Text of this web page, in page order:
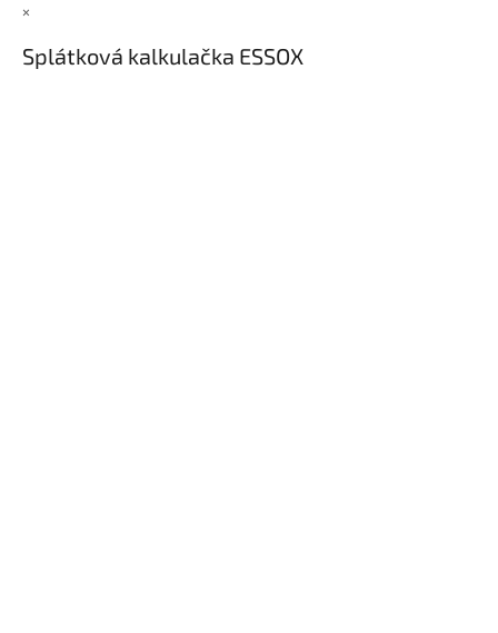
×
Splátková kalkulačka ESSOX